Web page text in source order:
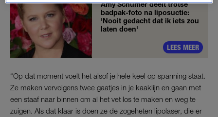
Amy Schumer deelt trotse
badpak-foto na liposuctie:
'Nooit gedacht dat ik iets zou
laten doen'
LEES MEER
“Op dat moment voelt het alsof je hele keel op spanning staat.
Ze maken vervolgens twee gaatjes in je kaaklijn en gaan met
een staaf naar binnen om al het vet los te maken en weg te
zuigen. Als dat klaar is doen ze de zogeheten lipolaser, die er